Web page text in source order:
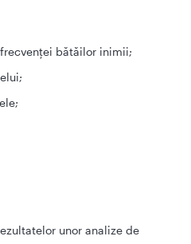
bătăilor inimii;
unor analize de